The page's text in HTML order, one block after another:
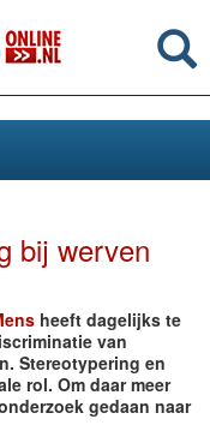
bij werven
heeft dagelijks te
van
Stereotypering en
rol. Om daar meer
gedaan naar